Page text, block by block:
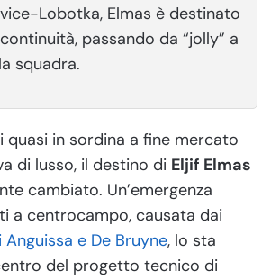
Lobotka, Elmas è destinato
passando da “jolly” a
squadra.
quasi in sordina a fine mercato
di lusso, il destino di Eljif Elmas
cambiato. Un’emergenza
a centrocampo, causata dai
e De Bruyne, lo sta
del progetto tecnico di